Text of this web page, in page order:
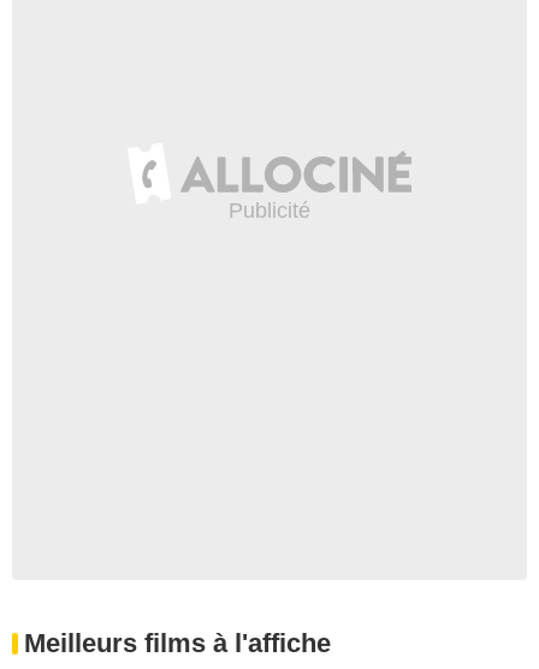
Meilleurs films à l'affiche